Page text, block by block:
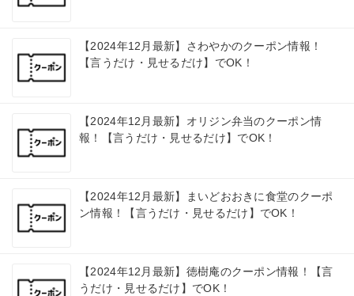
【2024年12月最新】さわやかのクーポン情報！
【言うだけ・見せるだけ】でOK！
【2024年12月最新】オリジン弁当のクーポン情
報！【言うだけ・見せるだけ】でOK！
【2024年12月最新】まいどおおきに食堂のクーポ
ン情報！【言うだけ・見せるだけ】でOK！
【2024年12月最新】徳樹庵のクーポン情報！【言
うだけ・見せるだけ】でOK！